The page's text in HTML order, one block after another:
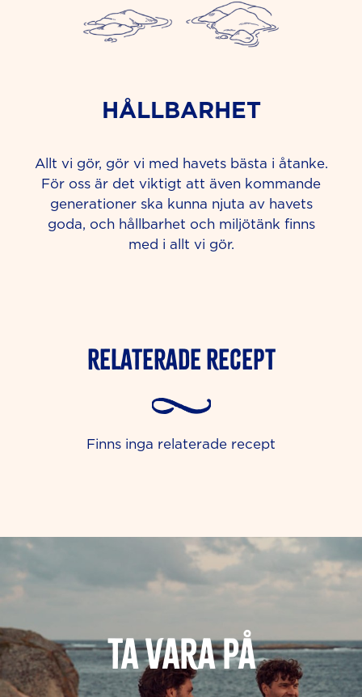
HÅLLBARHET
Allt vi gör, gör vi med havets bästa i åtanke.
För oss är det viktigt att även kommande
generationer ska kunna njuta av havets
goda, och hållbarhet och miljötänk finns
med i allt vi gör.
Relaterade Recept
Finns inga relaterade recept
Ta vara på